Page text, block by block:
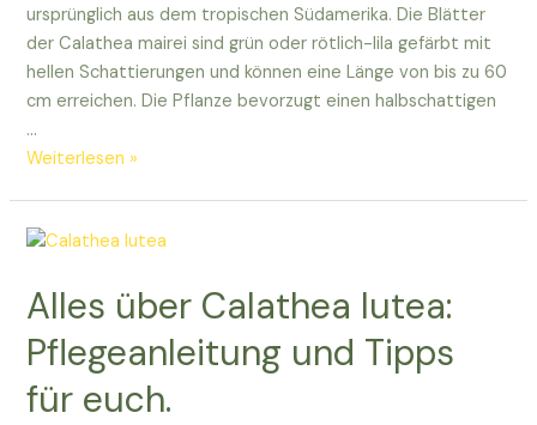
ursprünglich aus dem tropischen Südamerika. Die Blätter
der Calathea mairei sind grün oder rötlich-lila gefärbt mit
hellen Schattierungen und können eine Länge von bis zu 60
cm erreichen. Die Pflanze bevorzugt einen halbschattigen
…
Alles,
über
Calathea
wissen
müsst!
Weiterlesen »
Alles über Calathea lutea:
Pflegeanleitung und Tipps
für euch.